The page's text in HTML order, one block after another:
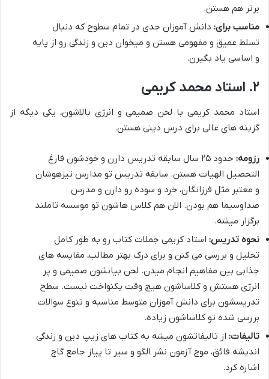
برتر هم هستن.
مناسب برای: دانش آموزان جدی در تمام سطوح که دنبال
تسلط عمیق و مفهومی هستن و میخوان دین و زندگی رو از پایه
و اساسی یاد بگیرن.
۲. استاد محمد کریمی
استاد محمد کریمی با لحن صمیمی و انرژی بالاشون، یکی دیگه از
گزینه های عالی برای درس دینی هستن.
رزومه:
حدود ۲۵ سال سابقه تدریس دارن و خودشون فارغ
التحصیل الهیات هستن. سابقه تدریس تو مدارس تیزهوشان
و معتبر مثل فرزانگان، خرد و سوده رو دارن و مدرس
صداوسیما هم بودن. الان هم کلاس هاشون تو موسسه تاملند
برگزار میشه.
نحوه تدریس: استاد کریمی جملات کتاب رو به طور کامل
تحلیل و بررسی می کنن و برای درک بهتر مطالب، مقایسه های
جذابی بین مفاهیم انجام میدن. لحن بیانشون صمیمی و پر
انرژی هستش و کلاساشون هیچ وقت یکنواخت نیست. سطح
تدریسشون برای دانش آموزان متوسط مناسبه و تنوع سوالات
بررسی شده تو کلاساشون زیاده.
تالیفات: از تالیفاتشون میشه به کتاب های زیپ دین و زندگی
اندیشه فائق، موج آزمون نشر الگو و سیر تا پیاز جامع گاج
اشاره کرد.